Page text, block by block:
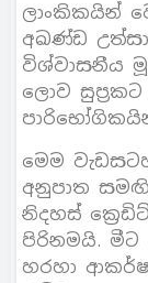
ලාංකිකයින්
අඛණ්ඩ
විශ්වාසනීය
ලොව
මෙම
අනුපාත
නිදහස්
පිරිනමයි. මීට
හරහා